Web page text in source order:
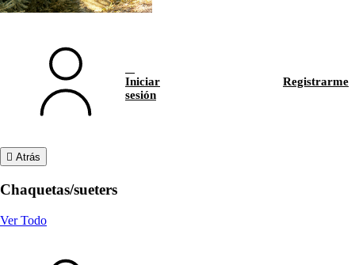
Iniciar
sesión
Registrarme
Atrás
Chaquetas/sueters
Ver Todo